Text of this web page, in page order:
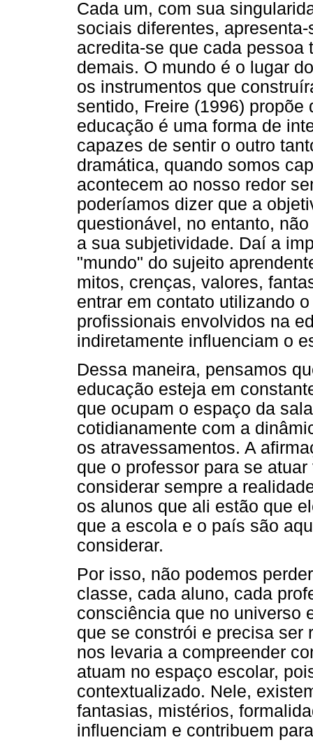
Cada um, com sua
sociais diferentes,
acredita-se que cada pessoa
demais. O mundo é o lugar
os instrumentos que
sentido, Freire (1996)
educação é uma forma de
capazes de sentir o outro
dramática, quando somos
acontecem ao nosso redor
poderíamos dizer que a
questionável, no entanto,
a sua subjetividade. Daí a
"mundo" do sujeito
mitos, crenças, valores,
entrar em contato utilizando
profissionais envolvidos na
indiretamente influenciam o
Dessa maneira, pensamos
educação esteja em
que ocupam o espaço da
cotidianamente com a
os atravessamentos. A
que o professor para se
considerar sempre a
os alunos que ali estão que
que a escola e o país são
considerar.
Por isso, não podemos
classe, cada aluno, cada
consciência que no universo
que se constrói e precisa ser
nos levaria a compreender
atuam no espaço escolar,
contextualizado. Nele,
fantasias, mistérios,
influenciam e contribuem